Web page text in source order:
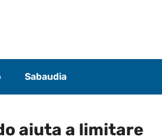
Sabaudia
aiuta a limitare